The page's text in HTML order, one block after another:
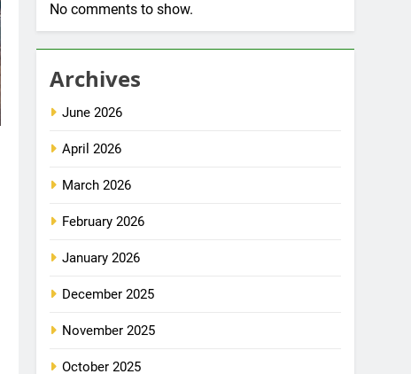
No comments to show.
Archives
June 2026
April 2026
March 2026
February 2026
January 2026
December 2025
November 2025
October 2025